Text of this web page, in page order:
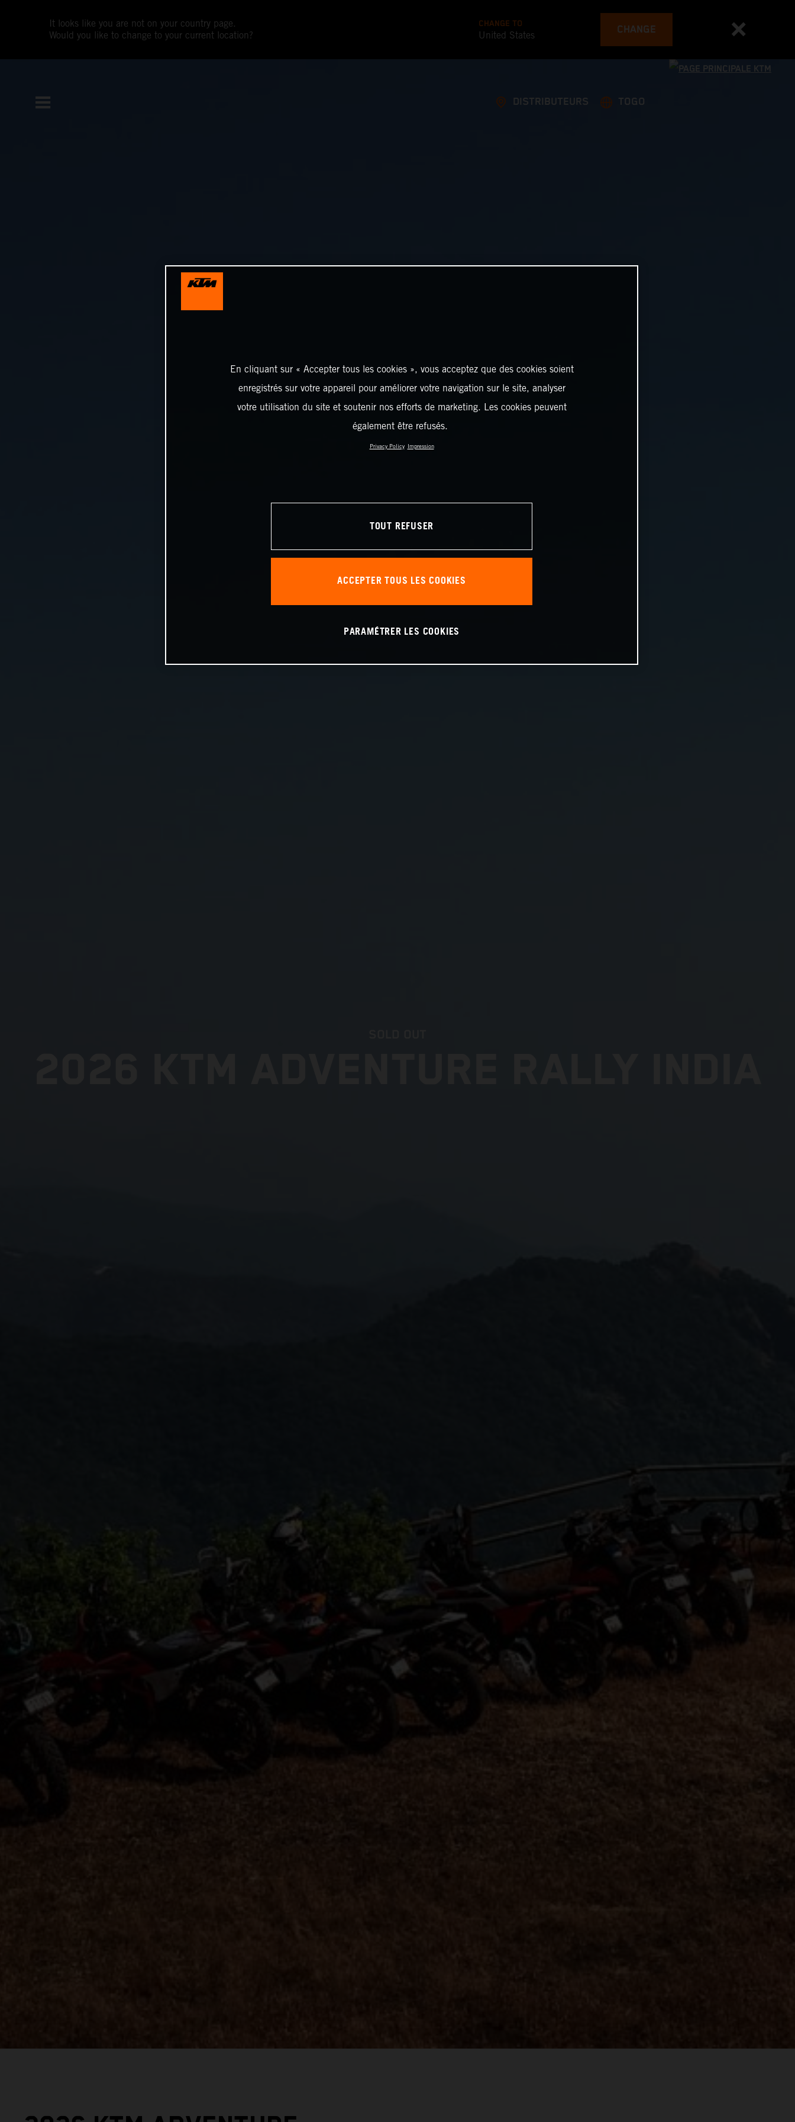
It looks like you are not on your country page.
Would you like to change to your current location?
CHANGE TO
United States CHANGE
DISTRIBUTEURS TOGO
En cliquant sur « Accepter tous les cookies », vous acceptez que des cookies soient
enregistrés sur votre appareil pour améliorer votre navigation sur le site, analyser
votre utilisation du site et soutenir nos efforts de marketing. Les cookies peuvent
également être refusés.
Privacy Policy Impression
TOUT REFUSER
ACCEPTER TOUS LES COOKIES
PARAMÉTRER LES COOKIES